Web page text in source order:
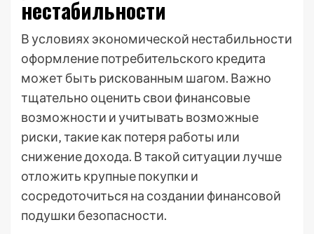
нестабильности
В условиях экономической нестабильности
оформление потребительского кредита
может быть рискованным шагом. Важно
тщательно оценить свои финансовые
возможности и учитывать возможные
риски‚ такие как потеря работы или
снижение дохода. В такой ситуации лучше
отложить крупные покупки и
сосредоточиться на создании финансовой
подушки безопасности.